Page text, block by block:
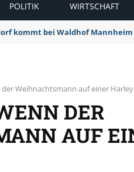
POLITIK WIRTSCHAFT
kommt bei Waldhof Mannheim
der Weihnachtsmann auf einer
DER
AUF